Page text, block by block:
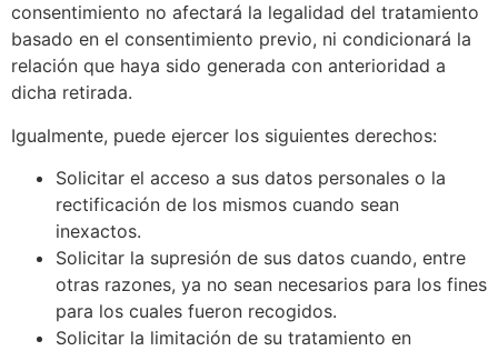
consentimiento no afectará la legalidad del tratamiento
basado en el consentimiento previo, ni condicionará la
relación que haya sido generada con anterioridad a
dicha retirada.
Igualmente, puede ejercer los siguientes derechos:
Solicitar el acceso a sus datos personales o la
rectificación de los mismos cuando sean
inexactos.
Solicitar la supresión de sus datos cuando, entre
otras razones, ya no sean necesarios para los fines
para los cuales fueron recogidos.
Solicitar la limitación de su tratamiento en